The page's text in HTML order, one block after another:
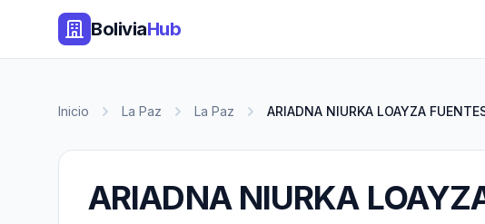
BoliviaHub
Inicio La Paz La Paz ARIADNA NIURKA LOAYZA
ARIADNA NIURKA